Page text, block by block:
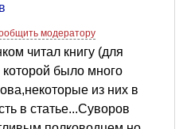
модератору
читал книгу (для
которой было много
из них в
в статье...Суворов